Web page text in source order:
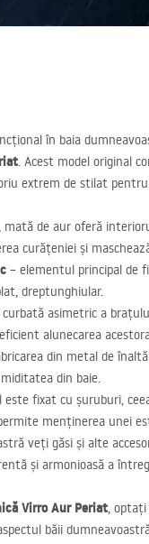
în baia
. Acest model original
extrem de stilat
mată de aur oferă
curățeniei și
– elementul principal de
dreptunghiular.
curbată asimetric a
alunecarea
din metal de
din baie.
este fixat cu șuruburi,
menținerea unei
veți găsi și alte
și armonioasă a
Virro Aur Periat, optați
băii